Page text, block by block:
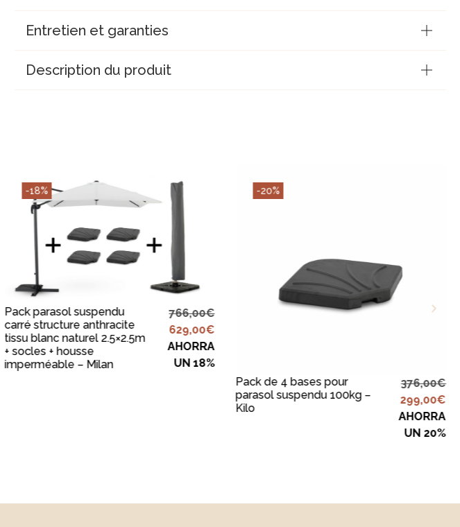
Entretien et garanties
Description du produit
-18%
AJOUTER AU PANIER
Pack parasol suspendu
carré structure anthracite
tissu blanc naturel 2.5×2.5m
+ socles + housse
imperméable – Milan
766,00€
629,00€
AHORRA
UN 18%
-20%
Pack de 4 bases pour
parasol suspendu 100kg –
Kilo
376,00€
299,00€
AHORRA
UN 20%